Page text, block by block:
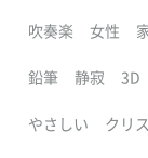
吹奏楽 女性
鉛筆 静寂 3D
やさしい クリ